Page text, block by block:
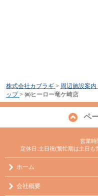
株式会社カブラギ > 周辺施設案内
ップ > ㈱ヒーロー竜ケ崎店
ペ
営業時
定休日:土日祝(繁忙期は土日
ホーム
会社概要